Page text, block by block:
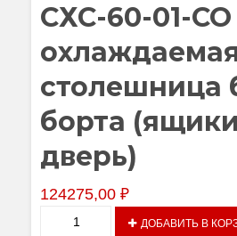
СХС-60-01-СО
столешница
борта
дверь)
124275,00 ₽
ДОБАВИТЬ В